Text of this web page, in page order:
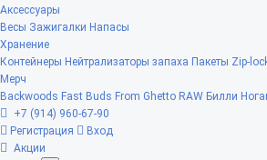
Аксессуары
Весы Зажигалки Напасы
Хранение
Контейнеры Нейтрализаторы запаха Пакеты Zip-
Мерч
Backwoods Fast Buds From Ghetto RAW Билли
+7 (914) 960-67-90
Регистрация
Вход
Акции